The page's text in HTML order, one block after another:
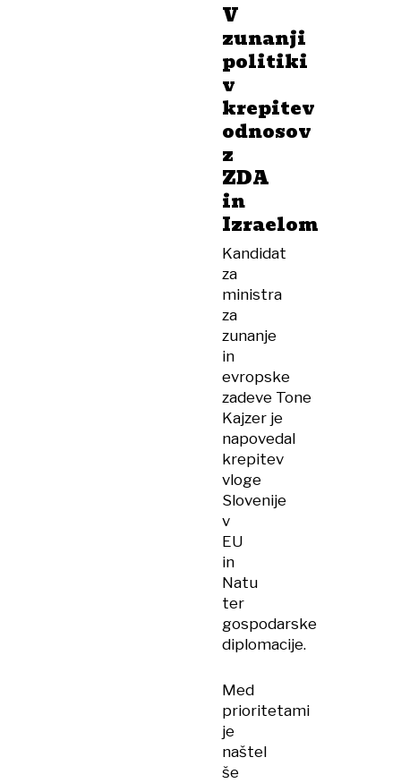
V
zunanji
politiki
v
krepitev
odnosov
z
ZDA
in
Izraelom
Kandidat
za
ministra
za
zunanje
in
evropske
zadeve Tone
Kajzer je
napovedal
krepitev
vloge
Slovenije
v
EU
in
Natu
ter
gospodarske
diplomacije.
Med
prioritetami
je
naštel
še